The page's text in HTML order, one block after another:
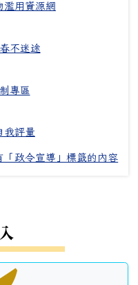
濫用資源網
不迷途
專區
我評量
「政令宣導」標籤的內容